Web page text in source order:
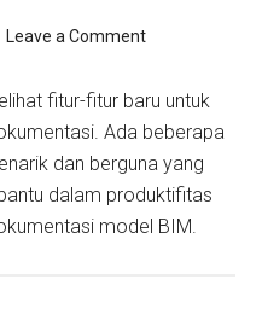
Leave a Comment
fitur-fitur baru untuk
Ada beberapa
dan berguna yang
dalam produktifitas
model BIM.